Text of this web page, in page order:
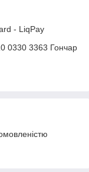
- LiqPay
0330 3363 Гончар